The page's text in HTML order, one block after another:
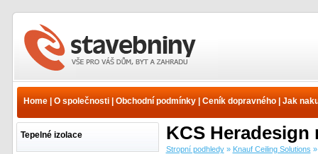
Ceiling Solutions -
podhledy - Heradesign
Home| O společnosti| Obchodní podmínky| Ceník dopravného| Jak
Tepelné izolace KCS Heradesign
Stropní podhledy» Knauf Ceiling Solutions